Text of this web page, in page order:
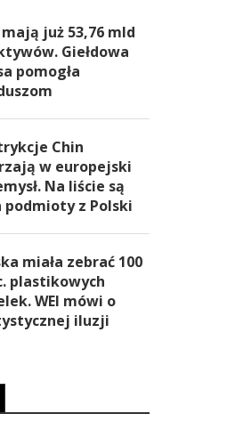
mają już 53,76 mld
Giełdowa
pomogła
Chin
w europejski
Na liście są
podmioty z Polski
miała zebrać 100
plastikowych
WEI mówi o
iluzji